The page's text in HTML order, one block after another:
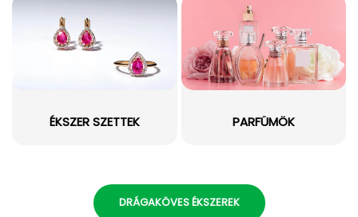
ÉKSZER SZETTEK PARFÜMÖK
DRÁGAKÖVES ÉKSZEREK